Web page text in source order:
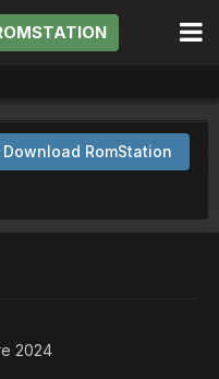
Download RomStation
2024